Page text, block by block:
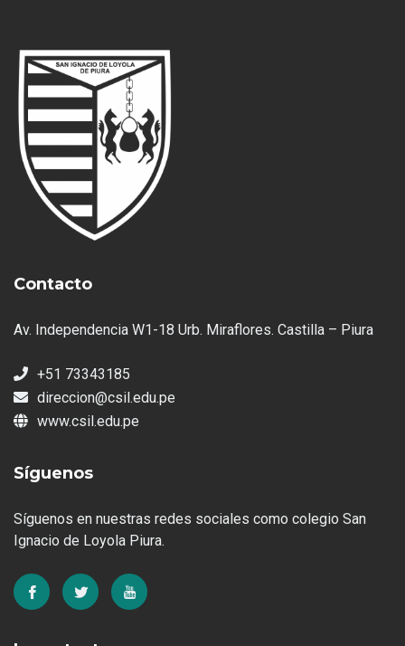
Contacto
Av. Independencia W1-18 Urb. Miraflores. Castilla – Piura
+51 73343185
direccion@csil.edu.pe
www.csil.edu.pe
Síguenos
Síguenos en nuestras redes sociales como colegio San
Ignacio de Loyola Piura.